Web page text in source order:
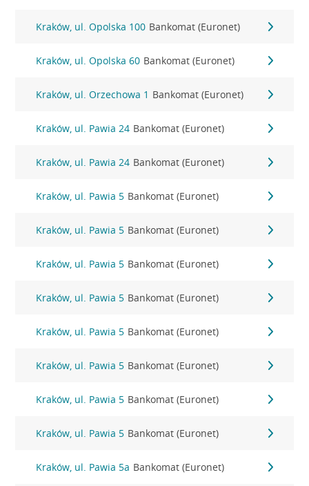
Kraków, ul. Opolska 100 Bankomat (Euronet)
Kraków, ul. Opolska 60 Bankomat (Euronet)
Kraków, ul. Orzechowa 1 Bankomat (Euronet)
Kraków, ul. Pawia 24 Bankomat (Euronet)
Kraków, ul. Pawia 24 Bankomat (Euronet)
Kraków, ul. Pawia 5 Bankomat (Euronet)
Kraków, ul. Pawia 5 Bankomat (Euronet)
Kraków, ul. Pawia 5 Bankomat (Euronet)
Kraków, ul. Pawia 5 Bankomat (Euronet)
Kraków, ul. Pawia 5 Bankomat (Euronet)
Kraków, ul. Pawia 5 Bankomat (Euronet)
Kraków, ul. Pawia 5 Bankomat (Euronet)
Kraków, ul. Pawia 5 Bankomat (Euronet)
Kraków, ul. Pawia 5a Bankomat (Euronet)